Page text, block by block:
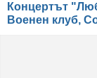
Концертът
Военен клуб,